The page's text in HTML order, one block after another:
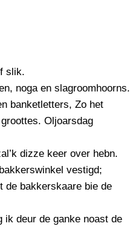
slik.
noga en slagroomhoorns.
banketletters, Zo het
Oljoarsdag
dizze keer over hebn.
vestigd;
de bakkerskaare bie de
deur de ganke noast de